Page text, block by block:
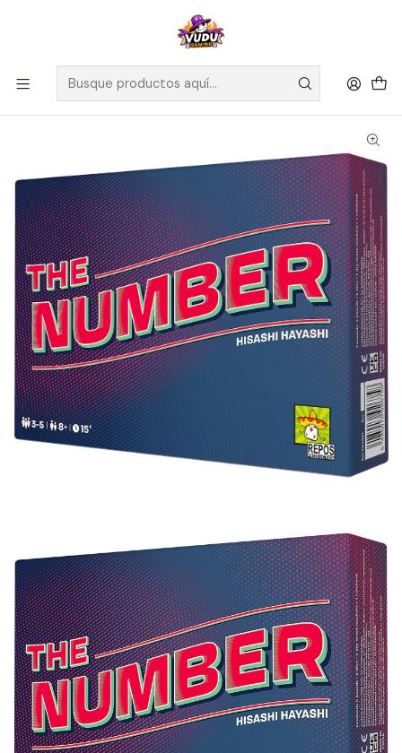
🚀 ¡Despachamos a todo Chile! Envío GRATIS a Regiones sobre
$100.000 y a RM sobre $35.000
Juegos de Mesa Competitivos The Number - Español